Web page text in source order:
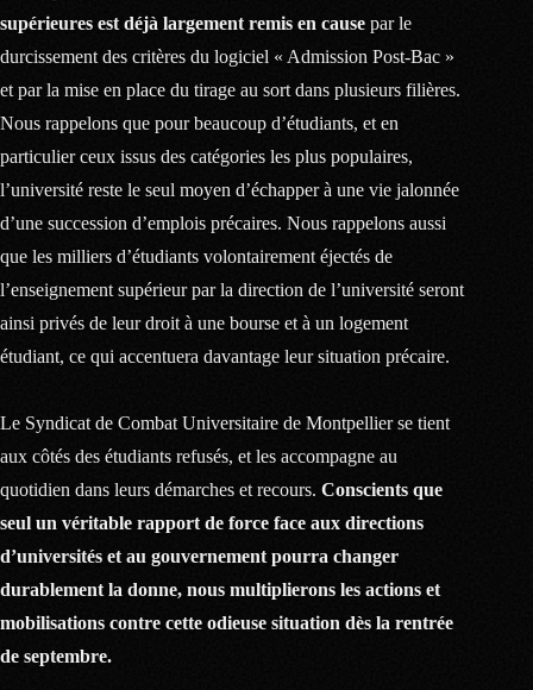
supérieures est déjà largement remis en cause par le
durcissement des critères du logiciel « Admission Post-Bac »
et par la mise en place du tirage au sort dans plusieurs filières.
Nous rappelons que pour beaucoup d’étudiants, et en
particulier ceux issus des catégories les plus populaires,
l’université reste le seul moyen d’échapper à une vie jalonnée
d’une succession d’emplois précaires. Nous rappelons aussi
que les milliers d’étudiants volontairement éjectés de
l’enseignement supérieur par la direction de l’université seront
ainsi privés de leur droit à une bourse et à un logement
étudiant, ce qui accentuera davantage leur situation précaire.
Le Syndicat de Combat Universitaire de Montpellier se tient
aux côtés des étudiants refusés, et les accompagne au
quotidien dans leurs démarches et recours. Conscients que
seul un véritable rapport de force face aux directions
d’universités et au gouvernement pourra changer
durablement la donne, nous multiplierons les actions et
mobilisations contre cette odieuse situation dès la rentrée
de septembre.